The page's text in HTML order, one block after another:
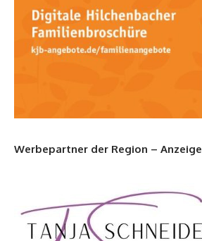
Werbepartner der Region – Anzeige